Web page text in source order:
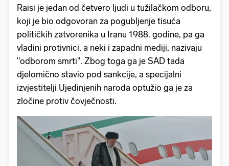
Raisi je jedan od četvero ljudi u tužilačkom odboru,
koji je bio odgovoran za pogubljenje tisuća
političkih zatvorenika u Iranu 1988. godine, pa ga
vladini protivnici, a neki i zapadni mediji, nazivaju
"odborom smrti". Zbog toga ga je SAD tada
djelomično stavio pod sankcije, a specijalni
izvjestitelji Ujedinjenih naroda optužio ga je za
zločine protiv čovječnosti.